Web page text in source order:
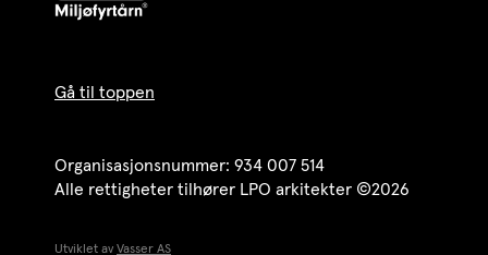
Gå til toppen
Organisasjonsnummer: 934 007 514
Alle rettigheter tilhører LPO arkitekter ©2026
Utviklet av Vasser AS